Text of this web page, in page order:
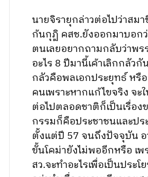
นายจิรายุกล่าวต่อไปว่าส
ก้นกุฏิ คสช.ยังออกมาบอก
ตนเลยอยากถามกลับว่าพร
อะไร 8 ปีมานี้เค้าเลิกกลัว
กลัวคือพลเอกประยุทธ์ หรื
คนเพราะหากแก้ไขจริง จะ
ต่อไปตลอดชาติก็เป็นเรื่อ
กรรมก็คือประชาชนและป
ตั้งแต่ปี 57 จนถึงปัจจุบัน อ
ขั้นโคม่ายังไม่พออีกหรือ เ
สว.จะทำอะไรเพื่อเป็นประ